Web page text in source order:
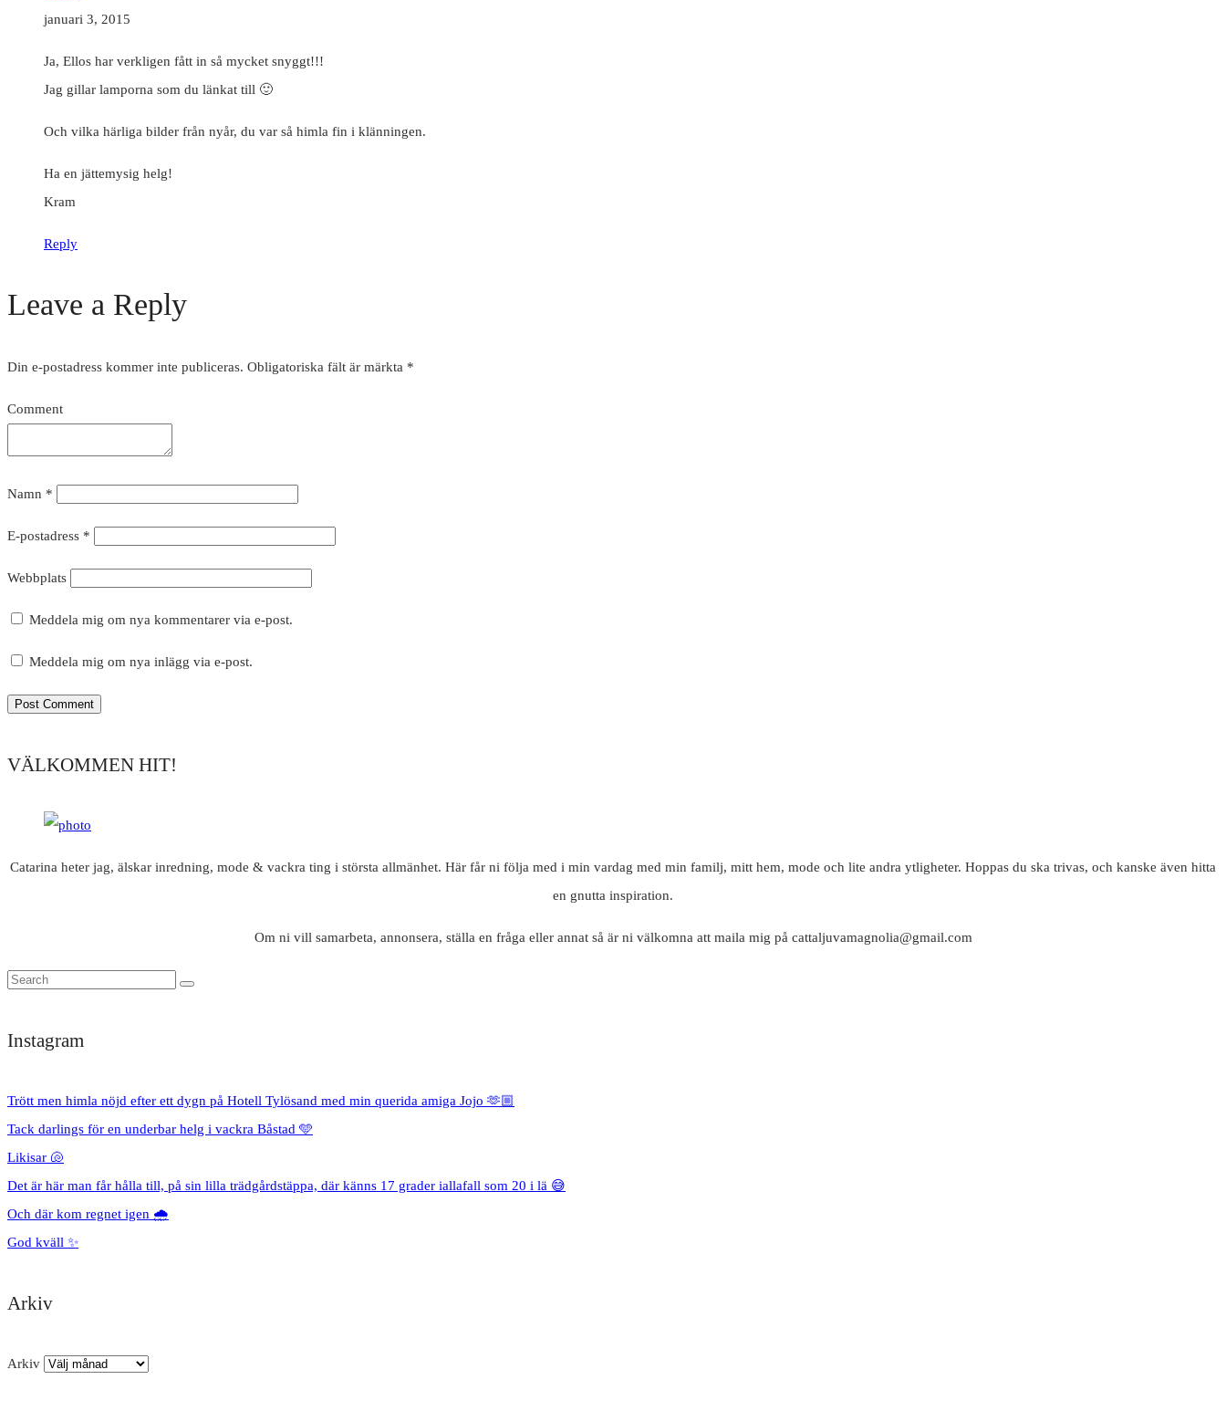
januari 3, 2015
Ja, Ellos har verkligen fått in så mycket snyggt!!!
Jag gillar lamporna som du länkat till 🙂
Och vilka härliga bilder från nyår, du var så himla fin i klänningen.
Ha en jättemysig helg!
Kram
Reply
Leave a Reply
Din e-postadress kommer inte publiceras. Obligatoriska fält är märkta *
Comment
Namn *
E-postadress *
Webbplats
Meddela mig om nya kommentarer via e-post.
Meddela mig om nya inlägg via e-post.
VÄLKOMMEN HIT!
Catarina heter jag, älskar inredning, mode & vackra ting i största allmänhet. Här får ni följa med i min vardag med min familj, mitt hem, mode och lite andra ytligheter. Hoppas du ska trivas, och kanske även hitta
en gnutta inspiration.
Om ni vill samarbeta, annonsera, ställa en fråga eller annat så är ni välkomna att maila mig på cattaljuvamagnolia@gmail.com
Instagram
Trött men himla nöjd efter ett dygn på Hotell Tylösand med min querida amiga Jojo 🫶🏼
Tack darlings för en underbar helg i vackra Båstad 🩵
Likisar 🐚
Det är här man får hålla till, på sin lilla trädgårdstäppa, där känns 17 grader iallafall som 20 i lä 😅
Och där kom regnet igen 🌧️
God kväll ✨
Arkiv
Arkiv